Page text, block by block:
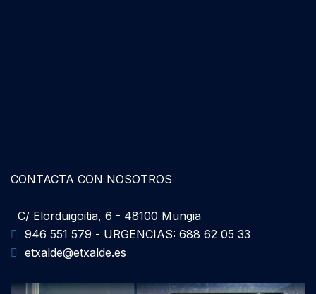
CONTACTA CON NOSOTROS
C/ Elorduigoitia, 6 - 48100 Mungia
946 551 579 - URGENCIAS: 688 62 05 33
etxalde@etxalde.es